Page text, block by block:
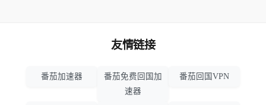
友情链接
番茄加速器
番茄免费回国加
速器
番茄回国VPN